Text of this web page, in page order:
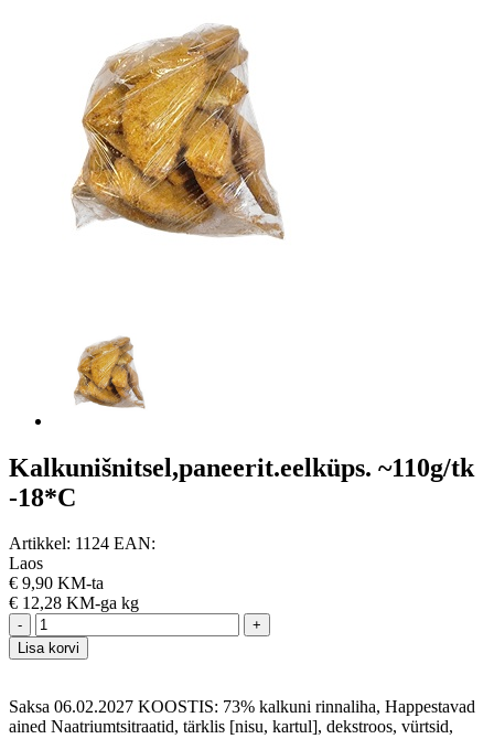
Kalkunišnitsel,paneerit.eelküps. ~110g/tk
-18*C
Artikkel: 1124 EAN:
Laos
€ 9,90 KM-ta
€ 12,28 KM-ga kg
-
+
Lisa korvi
Saksa 06.02.2027 KOOSTIS: 73% kalkuni rinnaliha, Happestavad
ained Naatriumtsitraatid, tärklis [nisu, kartul], dekstroos, vürtsid,